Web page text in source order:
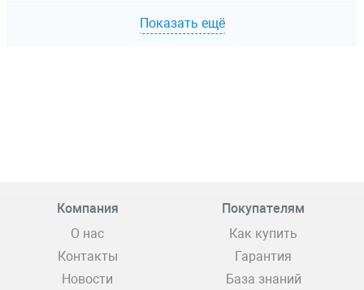
Показать ещё
Компания
О нас
Контакты
Новости
Покупателям
Как купить
Гарантия
База знаний